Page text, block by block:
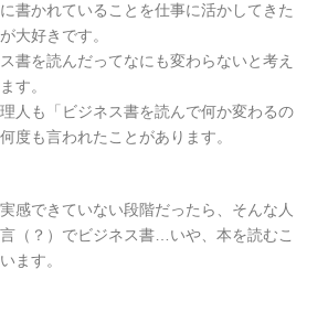
書かれていることを仕事に活かしてきた
大好きです。
書を読んだってなにも変わらないと考え
す。
人も「ビジネス書を読んで何か変わるの
度も言われたことがあります。
感できていない段階だったら、そんな人
（？）でビジネス書…いや、本を読むこ
ます。